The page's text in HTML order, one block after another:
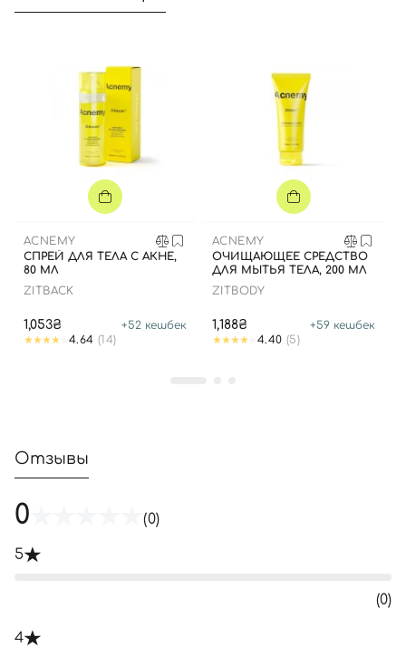
ACNEMY
СПРЕЙ ДЛЯ ТЕЛА С АКНЕ,
80 МЛ
ZITBACK
1,053₴ +52 кешбек
4.64 (14)
ACNEMY
ОЧИЩАЮЩЕЕ СРЕДСТВО
ДЛЯ МЫТЬЯ ТЕЛА, 200 МЛ
ZITBODY
1,188₴ +59 кешбек
4.40 (5)
Отзывы
0 (0)
5
(0)
4